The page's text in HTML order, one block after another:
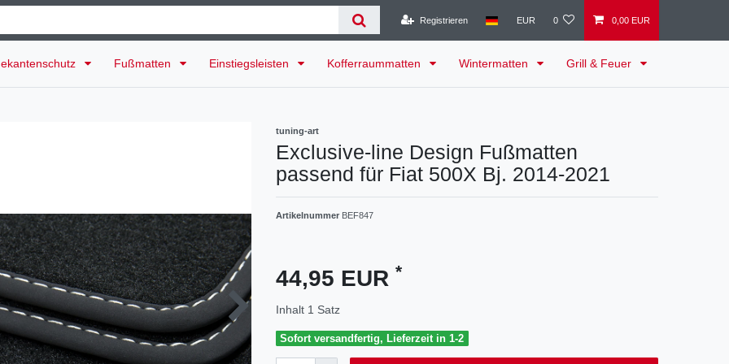
Registrieren EUR 0 0,00 EUR
Fußmatten Einstiegsleisten Kofferraummatten Wintermatten Grill & Feuer
tuning-art
Exclusive-line Design Fußmatten
passend für Fiat 500X Bj. 2014-2021
Artikelnummer BEF847
44,95 EUR *
Inhalt 1 Satz
Sofort versandfertig, Lieferzeit in 1-2